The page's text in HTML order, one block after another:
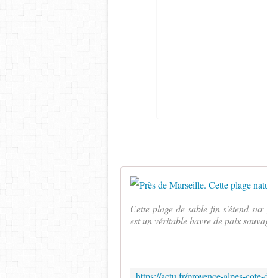
Cette plage de sable fin s'étend
est un véritable havre de paix